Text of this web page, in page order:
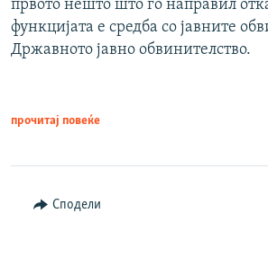
првото нешто што го направил
функцијата е средба со јавните
Државното јавно обвинителство.
прочитај повеќе
Сподели